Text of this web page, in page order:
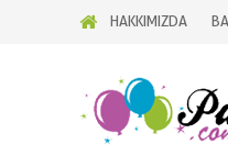
HAKKIMIZDA